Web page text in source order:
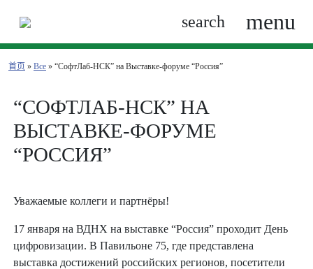
search menu
首页 » Все » “СофтЛаб-НСК” на Выставке-форуме “Россия”
“СОФТЛАБ-НСК” НА
ВЫСТАВКЕ-ФОРУМЕ
“РОССИЯ”
Уважаемые коллеги и партнёры!
17 января на ВДНХ на выставке “Россия” проходит День
цифровизации. В Павильоне 75, где представлена
выставка достижений российских регионов, посетители